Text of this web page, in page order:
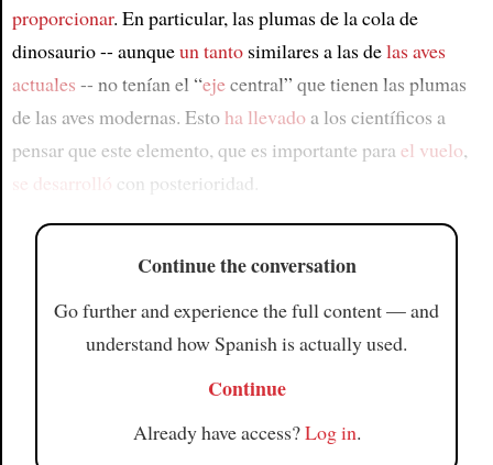
proporcionar. En particular, las plumas de la cola de
dinosaurio -- aunqueun tantosimilares a las delas aves
actuales -- no tenían el “ejecentral” que tienen las plumas
de las aves modernas. Estoha llevadoa los científicos a
pensar que este elemento, que es importante parael vuelo,
se desarrolló con posterioridad.
Continue the conversation
Go further and experience the full content — and
understand how Spanish is actually used.
Continue
Already have access?Log in.